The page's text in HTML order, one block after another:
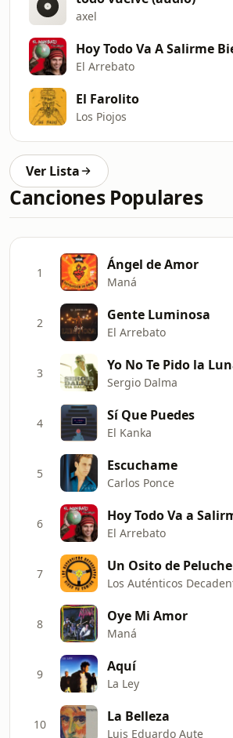
axel
Hoy Todo Va A Salirme
El Arrebato
El Farolito
Los Piojos
Ver Lista
Canciones Populares
1 Ángel de Amor
Maná
2 Gente Luminosa
El Arrebato
3 Yo No Te Pido la
Sergio Dalma
4 Sí Que Puedes
El Kanka
5 Escuchame
Carlos Ponce
6 Hoy Todo Va a
El Arrebato
7
Los Auténticos
8 Oye Mi Amor
Maná
9 Aquí
La Ley
10 La Belleza
Luis Eduardo Aute